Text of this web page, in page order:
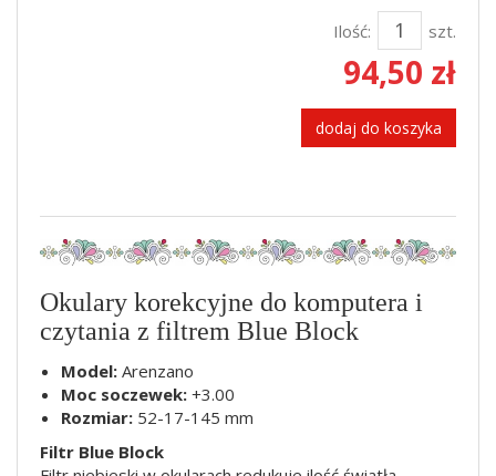
Ilość: szt.
94,50 zł
dodaj do koszyka
Okulary korekcyjne do komputera i
czytania z filtrem Blue Block
Model: Arenzano
Moc soczewek: +3.00
Rozmiar: 52-17-145 mm
Filtr Blue Block